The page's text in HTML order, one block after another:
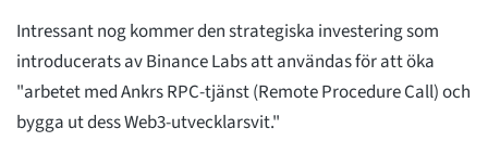
Intressant nog kommer den strategiska investering som
introducerats av Binance Labs att användas för att öka
"arbetet med Ankrs RPC-tjänst (Remote Procedure Call) och
bygga ut dess Web3-utvecklarsvit."